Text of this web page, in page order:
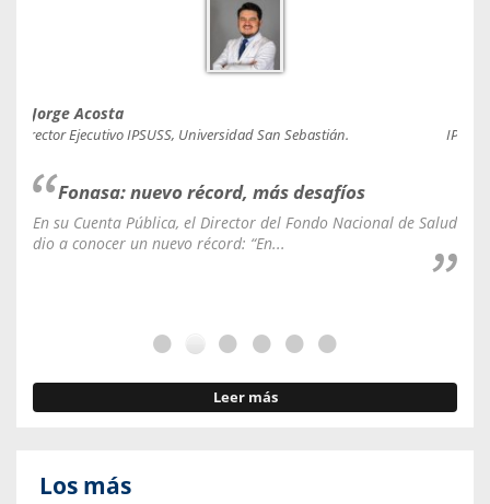
Jorge Acosta
Director Ejecutivo IPSUSS, Universidad San Sebastián.
Fonasa: nuevo récord, más desafíos
En su Cuenta Pública, el Director del Fondo Nacional de Salud
dio a conocer un nuevo récord: “En...
Leer más
Los más